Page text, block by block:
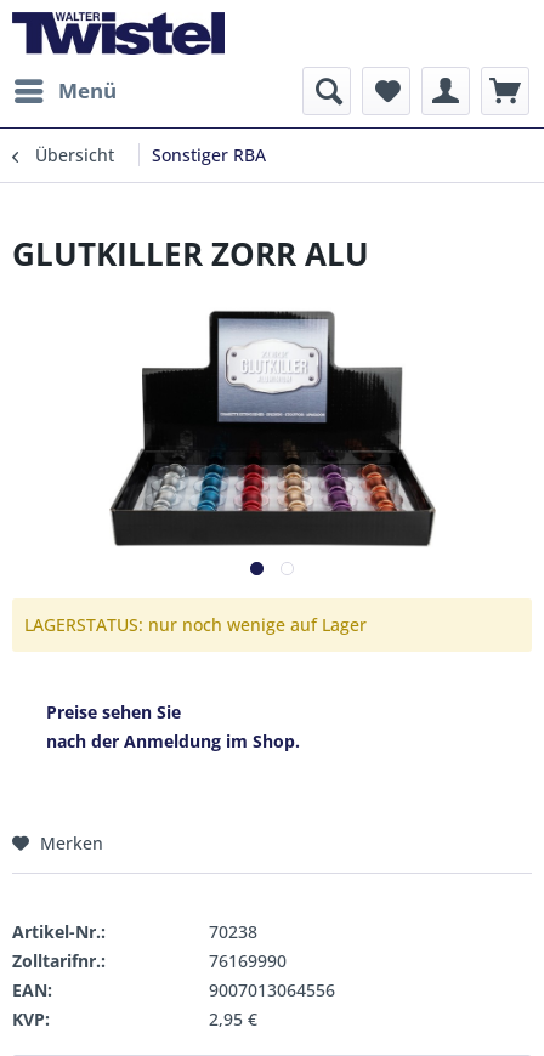
Menü
Übersicht Sonstiger RBA
GLUTKILLER ZORR ALU
LAGERSTATUS: nur noch wenige auf Lager
Preise sehen Sie
nach der Anmeldung im Shop.
Merken
Artikel-Nr.:
70238
Zolltarifnr.:
76169990
EAN:
9007013064556
KVP:
2,95 €